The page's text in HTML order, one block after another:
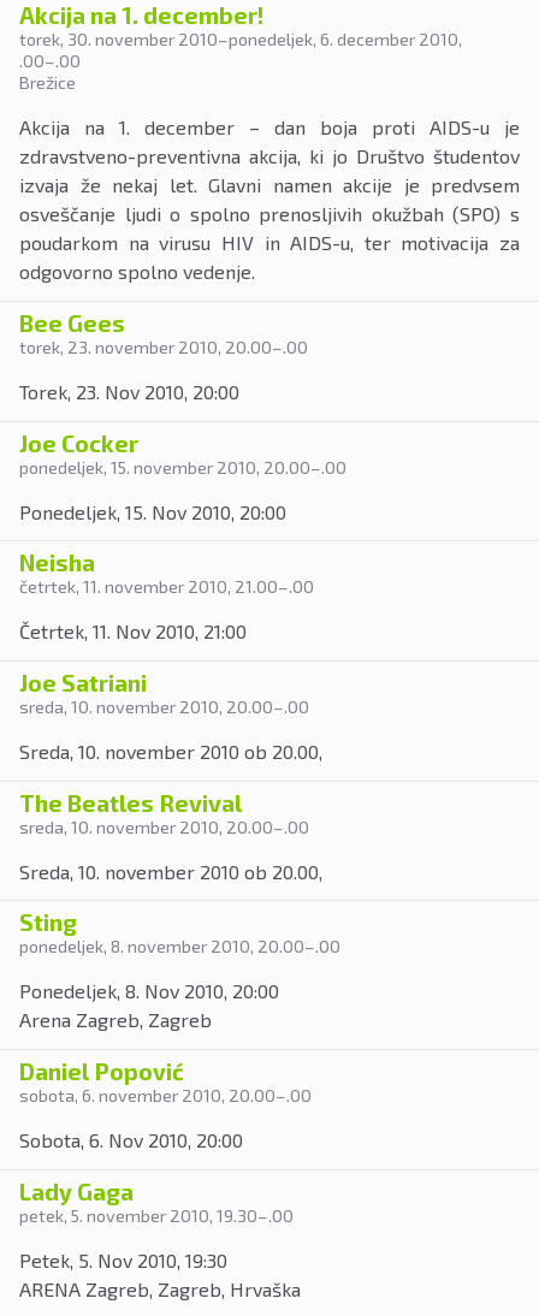
Akcija na 1. december!
torek, 30. november 2010–ponedeljek, 6. december 2010,
.00–.00
Brežice
Akcija na 1. december – dan boja proti AIDS-u je
zdravstveno-preventivna akcija, ki jo Društvo študentov
izvaja že nekaj let. Glavni namen akcije je predvsem
osveščanje ljudi o spolno prenosljivih okužbah (SPO) s
poudarkom na virusu HIV in AIDS-u, ter motivacija za
odgovorno spolno vedenje.
Bee Gees
torek, 23. november 2010, 20.00–.00
Torek, 23. Nov 2010, 20:00
Joe Cocker
ponedeljek, 15. november 2010, 20.00–.00
Ponedeljek, 15. Nov 2010, 20:00
Neisha
četrtek, 11. november 2010, 21.00–.00
Četrtek, 11. Nov 2010, 21:00
Joe Satriani
sreda, 10. november 2010, 20.00–.00
Sreda, 10. november 2010 ob 20.00,
The Beatles Revival
sreda, 10. november 2010, 20.00–.00
Sreda, 10. november 2010 ob 20.00,
Sting
ponedeljek, 8. november 2010, 20.00–.00
Ponedeljek, 8. Nov 2010, 20:00
Arena Zagreb, Zagreb
Daniel Popović
sobota, 6. november 2010, 20.00–.00
Sobota, 6. Nov 2010, 20:00
Lady Gaga
petek, 5. november 2010, 19.30–.00
Petek, 5. Nov 2010, 19:30
ARENA Zagreb, Zagreb, Hrvaška